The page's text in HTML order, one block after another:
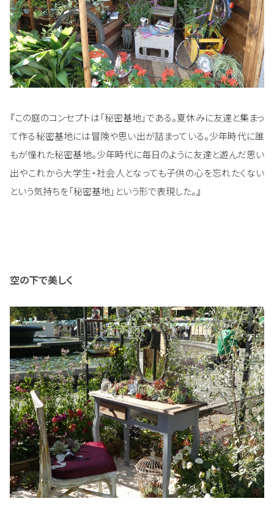
『この庭のコンセプトは「秘密基地」である。夏休みに友達と集まっ
て作る秘密基地には冒険や思い出が詰まっている。少年時代に誰
もが憧れた秘密基地。少年時代に毎日のように友達と遊んだ思い
出やこれから大学生・社会人となっても子供の心を忘れたくない
という気持ちを「秘密基地」という形で表現した。』
空の下で美しく